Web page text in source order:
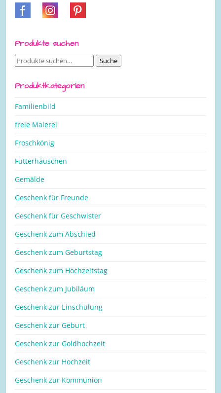
Produkte suchen
Suche
Suche
Produktkategorien
Familienbild
freie Malerei
Froschkönig
Futterhäuschen
Gemälde
Geschenk für Freunde
Geschenk für Geschwister
Geschenk zum Abschied
Geschenk zum Geburtstag
Geschenk zum Hochzeitstag
Geschenk zum Jubiläum
Geschenk zur Einschulung
Geschenk zur Geburt
Geschenk zur Goldhochzeit
Geschenk zur Hochzeit
Geschenk zur Kommunion